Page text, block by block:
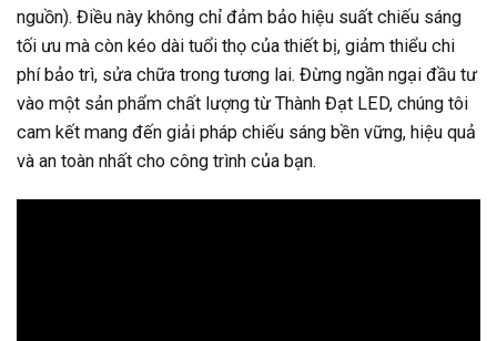
nguồn). Điều này không chỉ đảm bảo hiệu suất chiếu sáng
tối ưu mà còn kéo dài tuổi thọ của thiết bị, giảm thiểu chi
phí bảo trì, sửa chữa trong tương lai. Đừng ngần ngại đầu tư
vào một sản phẩm chất lượng từ Thành Đạt LED, chúng tôi
cam kết mang đến giải pháp chiếu sáng bền vững, hiệu quả
và an toàn nhất cho công trình của bạn.